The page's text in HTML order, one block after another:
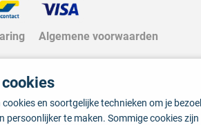
Algemene voorwaarden
en soortgelijke technieken om je
persoonlijker te maken. Sommige cookies